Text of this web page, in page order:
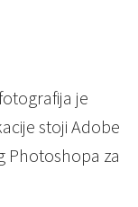
je
stoji Adobe
Photoshopa za